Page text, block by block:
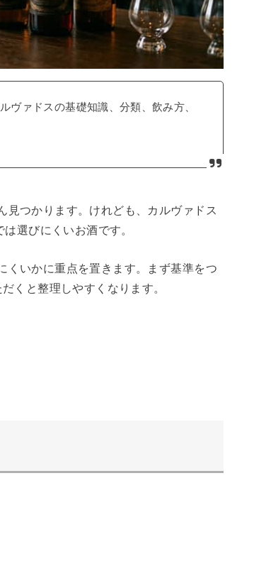
ヴァドスの基礎知識、分類、飲み方、
見つかります。けれども、カルヴァドス
選びにくいお酒です。
くいかに重点を置きます。まず基準をつ
くと整理しやすくなります。